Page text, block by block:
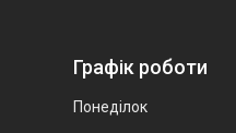
Графік роботи
Понеділок